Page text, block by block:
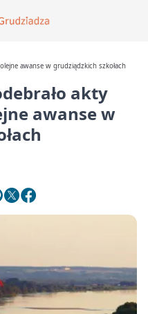
awanse w grudziądzkich szkołach
akty
awanse w